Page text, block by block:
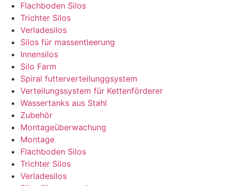
Flachboden Silos
Trichter Silos
Verladesilos
Silos für massentleerung
Innensilos
Silo Farm
Spiral futterverteilunggsystem
Verteilungssystem für Kettenförderer
Wassertanks aus Stahl
Zubehör
Montageüberwachung
Montage
Flachboden Silos
Trichter Silos
Verladesilos